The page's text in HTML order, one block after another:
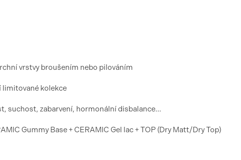
vrstvy broušením nebo pilováním
limitované kolekce
suchost, zabarvení, hormonální disbalance…
Gummy Base + CERAMIC Gel lac + TOP (Dry Matt/Dry Top)